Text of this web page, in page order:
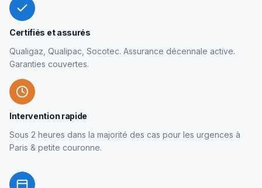
Certifiés et assurés
Qualigaz, Qualipac, Socotec. Assurance décennale active.
Garanties couvertes.
Intervention rapide
Sous 2 heures dans la majorité des cas pour les urgences à
Paris & petite couronne.